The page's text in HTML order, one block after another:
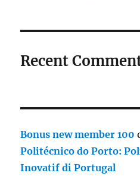
Recent
Bonus new member 100
Politécnico do Porto:
Inovatif di Portugal